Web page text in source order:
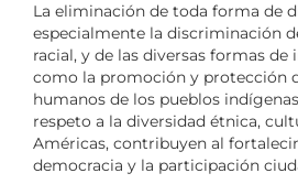
La eliminación de toda forma de
especialmente la discriminación
racial, y de las diversas formas de
como la promoción y protección
humanos de los pueblos
respeto a la diversidad étnica,
Américas, contribuyen al
democracia y la participación